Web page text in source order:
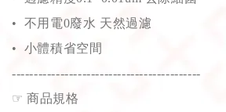
• 不用電0廢水 天然過濾
• 小體積省空間
-------------------------------------------
☞ 商品規格